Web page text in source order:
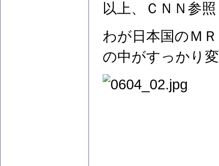
以上、ＣＮＮ参照
わが日本国のＭ
の中がすっかり